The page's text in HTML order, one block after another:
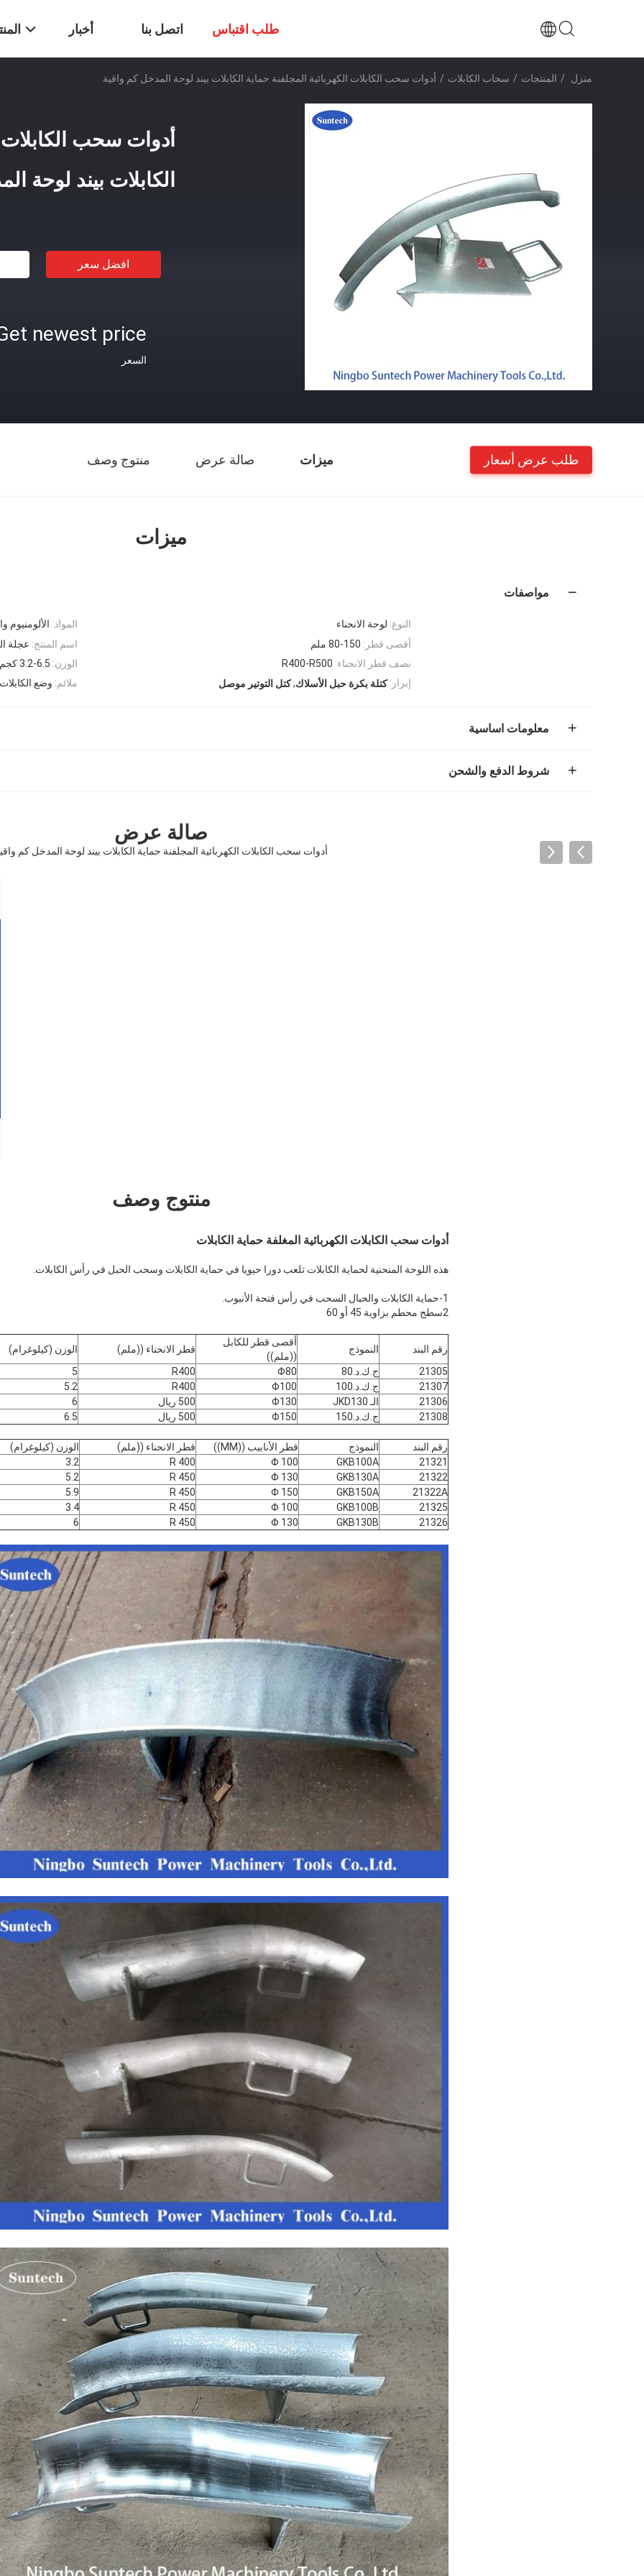
أخبار اتصل بنا طلب اقتباس
منزل / المنتجات / سحاب الكابلات / أدوات سحب الكابلات الكهربائية المجلفنة حماية الكابلات بيند لوحة المدخل كم واقية
أدوات سحب الكابلات
الكابلات بيند لوحة
افضل سعر
newest price
السعر
ميزات صالة عرض منتوج وصف طلب عرض أسعار
ميزات
مواصفات
المواد: الألومنيوم النوع: لوحة الانحناء
اسم المنتج: عجلة أقصى قطر: 80-150 ملم
الوزن: 3.2-6.5 كجم نصف قطر الانحناء: R400-R500
ملائم: وضع الكابلات إبراز: كتلة بكرة حبل الأسلاك,كتل التوتير موصل
معلومات اساسية
شروط الدفع والشحن
صالة عرض
أدوات سحب الكابلات الكهربائية المجلفنة حماية الكابلات بيند لوحة المدخل كم
منتوج وصف
أدوات سحب الكابلات الكهربائية المغلفة حماية الكابلات
هذه اللوحة المنحنية لحماية الكابلات تلعب دورا حيويا في حماية الكابلات وسحب الحبل في رأس الكابلات.
1-حماية الكابلات والحبال السحب في رأس فتحة الأنبوب.
2سطح محطم بزاوية 45 أو 60
رقم البند النموذج
أقصى قطر للكابل
((ملم))
قطر الانحناء ((ملم)
الوزن (كيلوغرام)
21305
ج.ك.د.80 Φ80
R400
5
21307
ج.ك.د.100 Φ100
R400
5.2
21306
الـ JKD130 Φ130 500 ريال
6
21308
ج.ك.د.150 Φ150 500 ريال 6.5
رقم البند النموذج قطر الأنابيب ((MM)) قطر الانحناء ((ملم)
الوزن (كيلوغرام)
21321
GKB100A
Φ 100
R 400
3.2
21322
GKB130A
Φ 130
R 450
5.2
21322A
GKB150A
Φ 150
R 450
5.9
21325
GKB100B
Φ 100
R 450
3.4
21326
GKB130B
Φ 130
R 450
6